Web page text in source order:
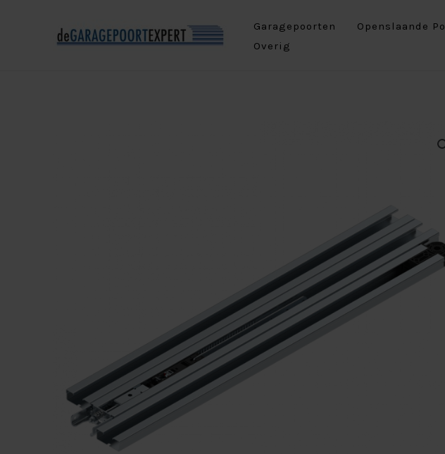
Garagepoorten Openslaande
Overig